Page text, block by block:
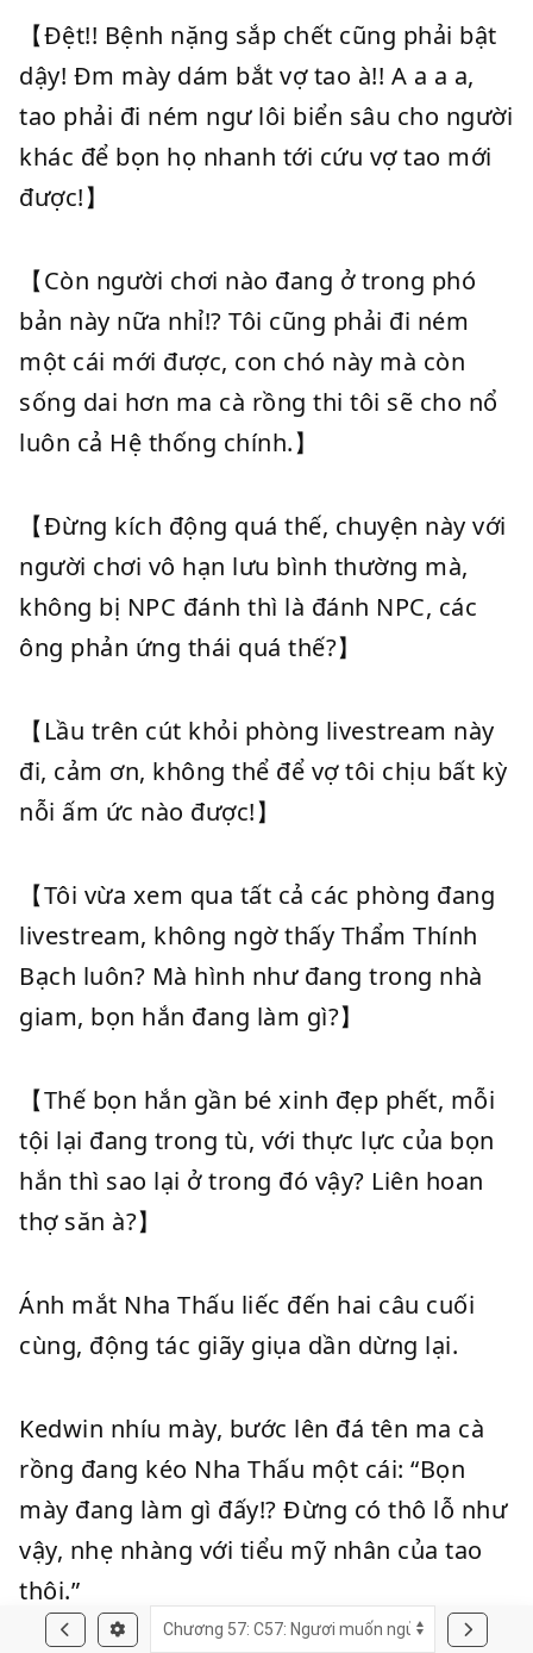
【Đệt!! Bệnh nặng sắp chết cũng phải bật
dậy! Đm mày dám bắt vợ tao à!! A a a a,
tao phải đi ném ngư lôi biển sâu cho người
khác để bọn họ nhanh tới cứu vợ tao mới
được!】
【Còn người chơi nào đang ở trong phó
bản này nữa nhỉ!? Tôi cũng phải đi ném
một cái mới được, con chó này mà còn
sống dai hơn ma cà rồng thi tôi sẽ cho nổ
luôn cả Hệ thống chính.】
【Đừng kích động quá thế, chuyện này với
người chơi vô hạn lưu bình thường mà,
không bị NPC đánh thì là đánh NPC, các
ông phản ứng thái quá thế?】
【Lầu trên cút khỏi phòng livestream này
đi, cảm ơn, không thể để vợ tôi chịu bất kỳ
nỗi ấm ức nào được!】
【Tôi vừa xem qua tất cả các phòng đang
livestream, không ngờ thấy Thẩm Thính
Bạch luôn? Mà hình như đang trong nhà
giam, bọn hắn đang làm gì?】
【Thế bọn hắn gần bé xinh đẹp phết, mỗi
tội lại đang trong tù, với thực lực của bọn
hắn thì sao lại ở trong đó vậy? Liên hoan
thợ săn à?】
Ánh mắt Nha Thấu liếc đến hai câu cuối
cùng, động tác giãy giụa dần dừng lại.
Kedwin nhíu mày, bước lên đá tên ma cà
rồng đang kéo Nha Thấu một cái: “Bọn
mày đang làm gì đấy!? Đừng có thô lỗ như
vậy, nhẹ nhàng với tiểu mỹ nhân của tao
thôi.”